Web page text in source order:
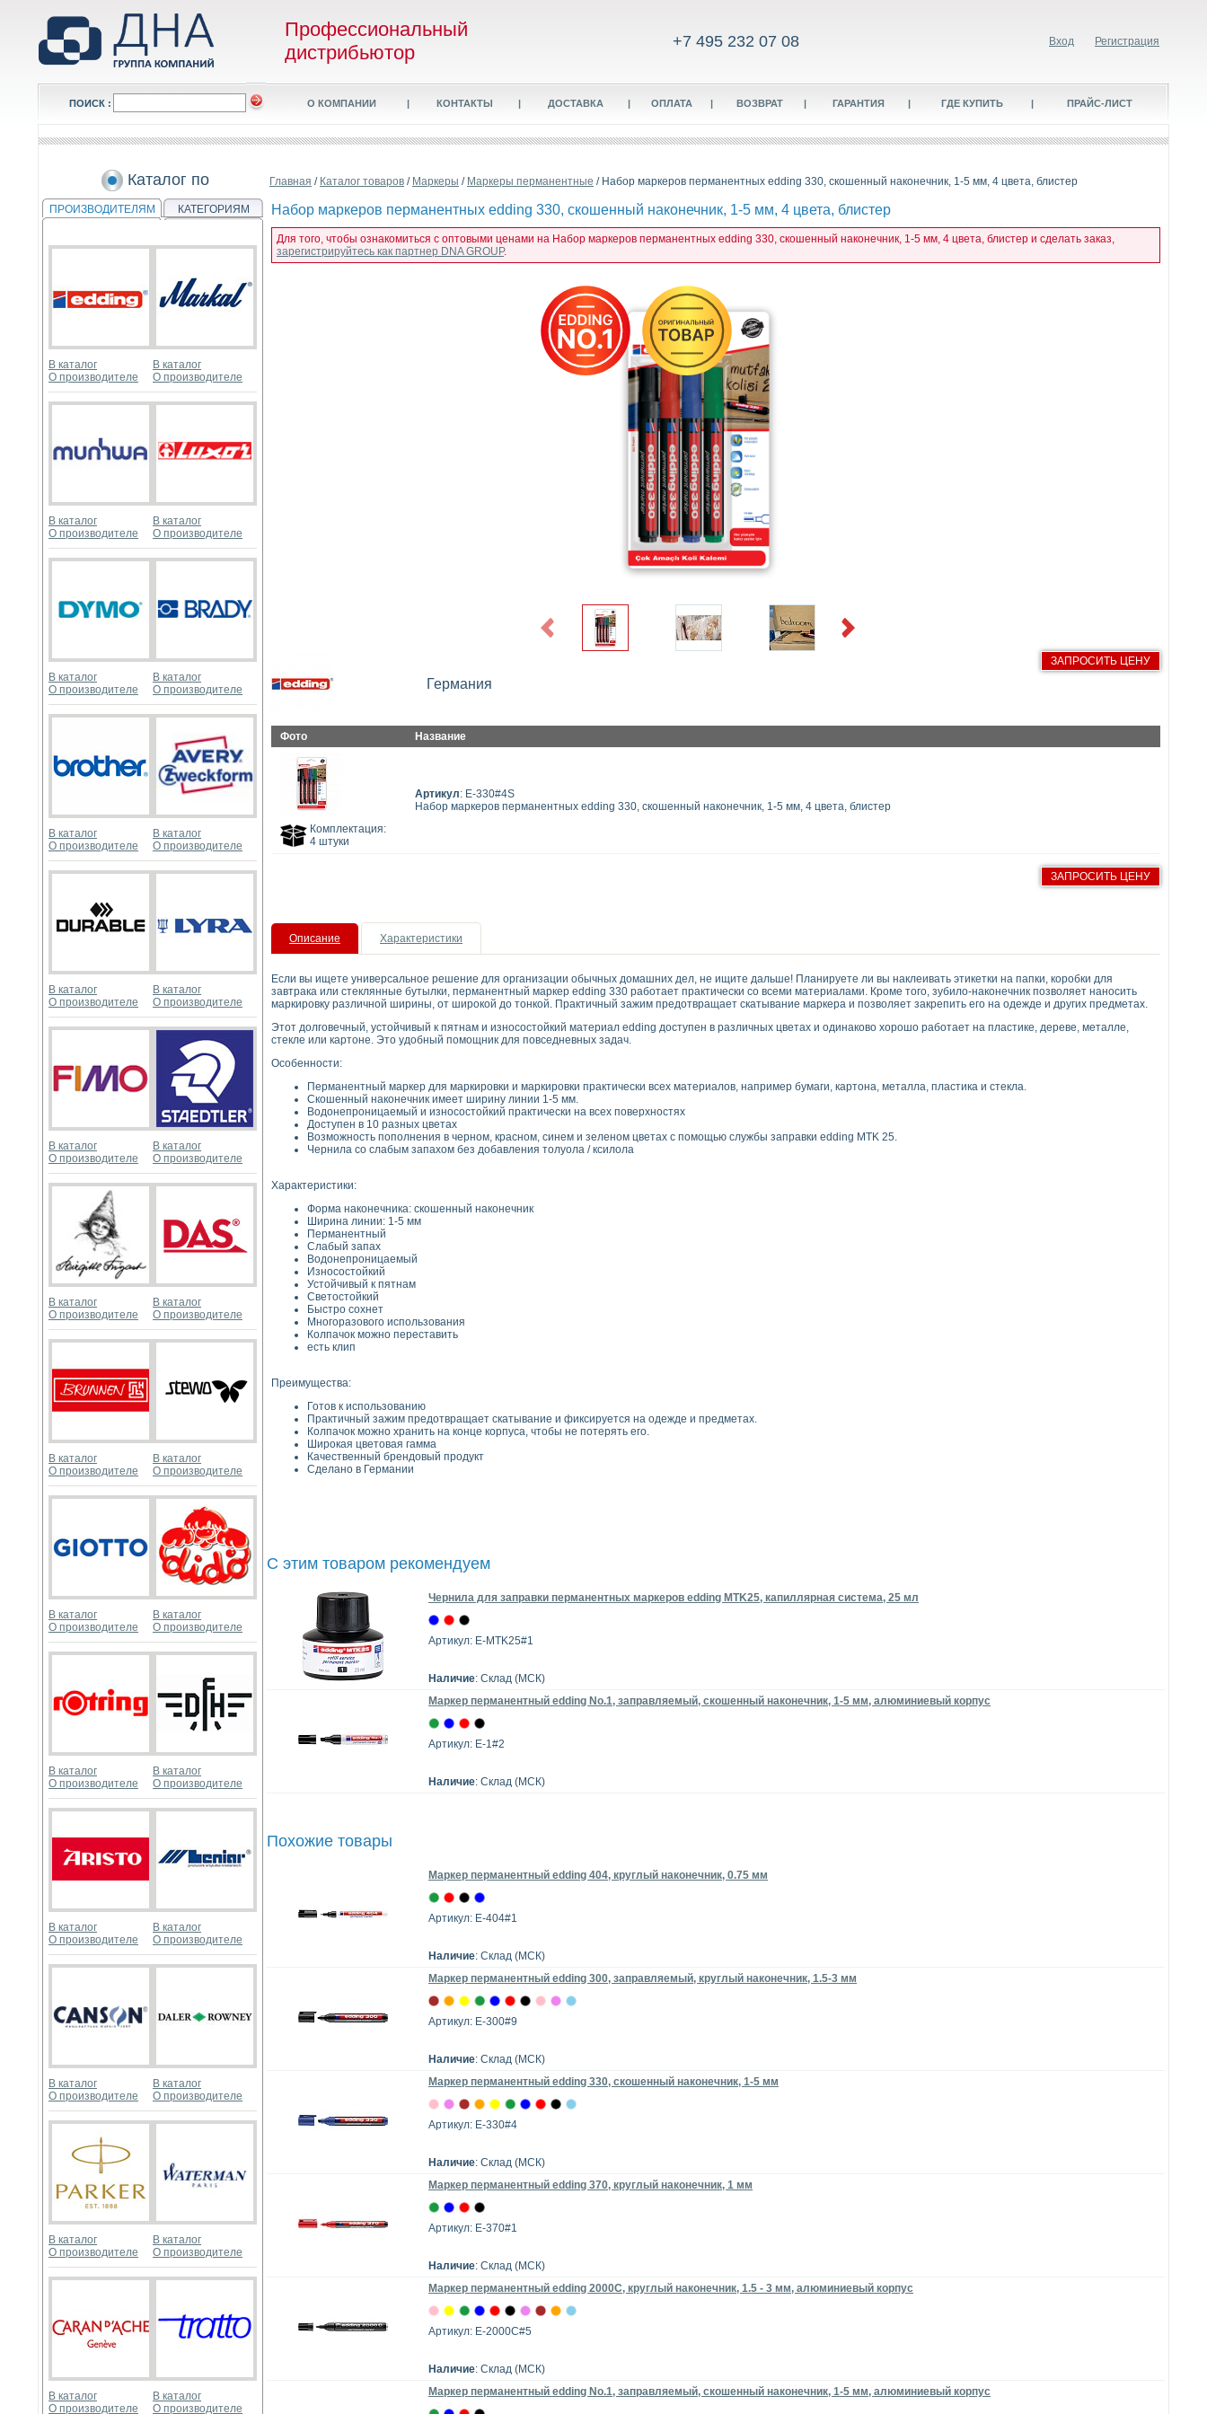
Профессиональный
дистрибьютор
+7 495 232 07 08 Вход Регистрация
ПОИСК : О КОМПАНИИ | КОНТАКТЫ | ДОСТАВКА | ОПЛАТА | ВОЗВРАТ | ГАРАНТИЯ | ГДЕ КУПИТЬ | ПРАЙС-ЛИСТ
Каталог по
ПРОИЗВОДИТЕЛЯМ КАТЕГОРИЯМ
В каталог
О производителе
В каталог
О производителе
В каталог
О производителе
В каталог
О производителе
В каталог
О производителе
В каталог
О производителе
В каталог
О производителе
В каталог
О производителе
В каталог
О производителе
В каталог
О производителе
В каталог
О производителе
В каталог
О производителе
В каталог
О производителе
В каталог
О производителе
В каталог
О производителе
В каталог
О производителе
В каталог
О производителе
В каталог
О производителе
В каталог
О производителе
В каталог
О производителе
В каталог
О производителе
В каталог
О производителе
В каталог
О производителе
В каталог
О производителе
В каталог
О производителе
В каталог
О производителе
В каталог
О производителе
В каталог
О производителе
Главная / Каталог товаров / Маркеры / Маркеры перманентные / Набор маркеров перманентных edding 330, скошенный наконечник, 1-5 мм, 4 цвета, блистер
Набор маркеров перманентных edding 330, скошенный наконечник, 1-5 мм, 4 цвета, блистер
Для того, чтобы ознакомиться с оптовыми ценами на Набор маркеров перманентных edding 330, скошенный наконечник, 1-5 мм, 4 цвета, блистер и сделать заказ,
зарегистрируйтесь как партнер DNA GROUP.
Previous Next
Германия
ЗАПРОСИТЬ ЦЕНУ
Фото Название
Комплектация:
4 штуки
Артикул: E-330#4S
Набор маркеров перманентных edding 330, скошенный наконечник, 1-5 мм, 4 цвета, блистер
ЗАПРОСИТЬ ЦЕНУ
Описание Характеристики
Если вы ищете универсальное решение для организации обычных домашних дел, не ищите дальше! Планируете ли вы наклеивать этикетки на папки, коробки для
завтрака или стеклянные бутылки, перманентный маркер edding 330 работает практически со всеми материалами. Кроме того, зубило-наконечник позволяет наносить
маркировку различной ширины, от широкой до тонкой. Практичный зажим предотвращает скатывание маркера и позволяет закрепить его на одежде и других предметах.
Этот долговечный, устойчивый к пятнам и износостойкий материал edding доступен в различных цветах и ​​одинаково хорошо работает на пластике, дереве, металле,
стекле или картоне. Это удобный помощник для повседневных задач.
Особенности:
Перманентный маркер для маркировки и маркировки практически всех материалов, например бумаги, картона, металла, пластика и стекла.
Скошенный наконечник имеет ширину линии 1-5 мм.
Водонепроницаемый и износостойкий практически на всех поверхностях
Доступен в 10 разных цветах
Возможность пополнения в черном, красном, синем и зеленом цветах с помощью службы заправки edding MTK 25.
Чернила со слабым запахом без добавления толуола / ксилола
Характеристики:
Форма наконечника: скошенный наконечник
Ширина линии: 1-5 мм
Перманентный
Слабый запах
Водонепроницаемый
Износостойкий
Устойчивый к пятнам
Светостойкий
Быстро сохнет
Многоразового использования
Колпачок можно переставить
есть клип
Преимущества:
Готов к использованию
Практичный зажим предотвращает скатывание и фиксируется на одежде и предметах.
Колпачок можно хранить на конце корпуса, чтобы не потерять его.
Широкая цветовая гамма
Качественный брендовый продукт
Сделано в Германии
С этим товаром рекомендуем
Чернила для заправки перманентных маркеров edding MTK25, капиллярная система, 25 мл
Артикул: E-MTK25#1
Наличие: Склад (МСК)
Маркер перманентный edding No.1, заправляемый, скошенный наконечник, 1-5 мм, алюминиевый корпус
Артикул: E-1#2
Наличие: Склад (МСК)
Похожие товары
Маркер перманентный edding 404, круглый наконечник, 0.75 мм
Артикул: E-404#1
Наличие: Склад (МСК)
Маркер перманентный edding 300, заправляемый, круглый наконечник, 1.5-3 мм
Артикул: E-300#9
Наличие: Склад (МСК)
Маркер перманентный edding 330, скошенный наконечник, 1-5 мм
Артикул: E-330#4
Наличие: Склад (МСК)
Маркер перманентный edding 370, круглый наконечник, 1 мм
Артикул: E-370#1
Наличие: Склад (МСК)
Маркер перманентный edding 2000C, круглый наконечник, 1.5 - 3 мм, алюминиевый корпус
Артикул: E-2000C#5
Наличие: Склад (МСК)
Маркер перманентный edding No.1, заправляемый, скошенный наконечник, 1-5 мм, алюминиевый корпус